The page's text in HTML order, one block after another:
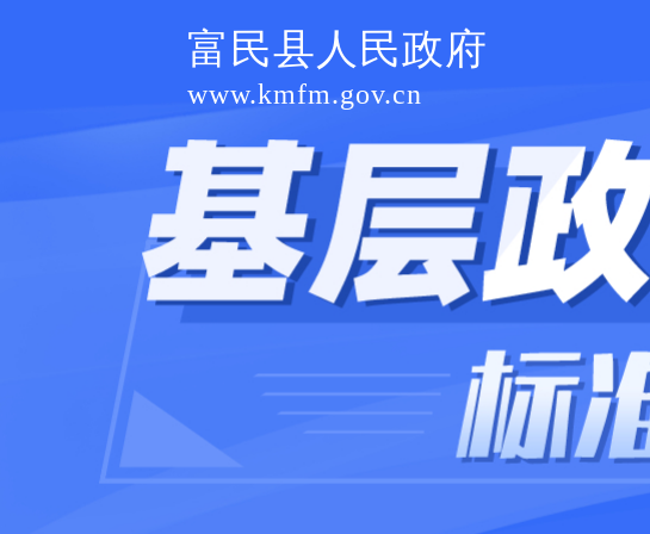
富民县人民政府
www.kmfm.gov.cn